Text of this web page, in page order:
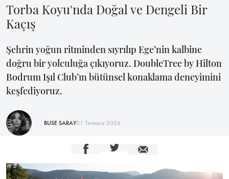
Torba Koyu'nda Doğal ve Dengeli Bir
Kaçış
Şehrin yoğun ritminden sıyrılıp Ege’nin kalbine
doğru bir yolculuğa çıkıyoruz. DoubleTree by Hilton
Bodrum Işıl Club’ın bütünsel konaklama deneyimini
keşfediyoruz.
BUSE SARAY01 Temmuz 2026